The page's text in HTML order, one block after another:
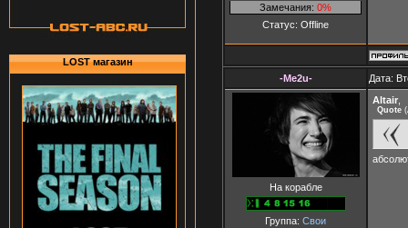
LOST магазин
Замечания: 0%
Статус: Offline
-Me2u- Дата:
На корабле
Группа: Свои
Altair
Quote (